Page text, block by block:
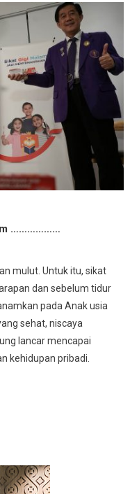
………………
mulut. Untuk itu, sikat
dan sebelum tidur
pada Anak usia
sehat, niscaya
lancar mencapai
kehidupan pribadi.